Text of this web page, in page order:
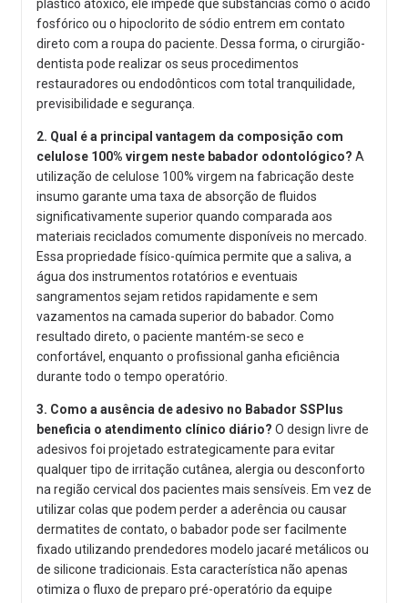
plástico atóxico, ele impede que substâncias como o ácido
fosfórico ou o hipoclorito de sódio entrem em contato
direto com a roupa do paciente. Dessa forma, o cirurgião-
dentista pode realizar os seus procedimentos
restauradores ou endodônticos com total tranquilidade,
previsibilidade e segurança.
2. Qual é a principal vantagem da composição com
celulose 100% virgem neste babador odontológico? A
utilização de celulose 100% virgem na fabricação deste
insumo garante uma taxa de absorção de fluidos
significativamente superior quando comparada aos
materiais reciclados comumente disponíveis no mercado.
Essa propriedade físico-química permite que a saliva, a
água dos instrumentos rotatórios e eventuais
sangramentos sejam retidos rapidamente e sem
vazamentos na camada superior do babador. Como
resultado direto, o paciente mantém-se seco e
confortável, enquanto o profissional ganha eficiência
durante todo o tempo operatório.
3. Como a ausência de adesivo no Babador SSPlus
beneficia o atendimento clínico diário? O design livre de
adesivos foi projetado estrategicamente para evitar
qualquer tipo de irritação cutânea, alergia ou desconforto
na região cervical dos pacientes mais sensíveis. Em vez de
utilizar colas que podem perder a aderência ou causar
dermatites de contato, o babador pode ser facilmente
fixado utilizando prendedores modelo jacaré metálicos ou
de silicone tradicionais. Esta característica não apenas
otimiza o fluxo de preparo pré-operatório da equipe